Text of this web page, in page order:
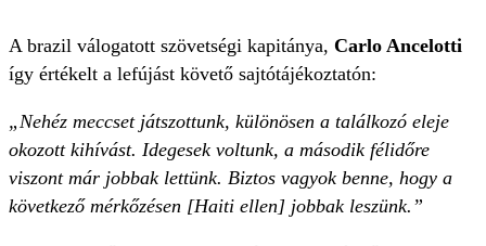
A brazil válogatott szövetségi kapitánya, Carlo Ancelotti
így értékelt a lefújást követő sajtótájékoztatón:
„Nehéz meccset játszottunk, különösen a találkozó eleje
okozott kihívást. Idegesek voltunk, a második félidőre
viszont már jobbak lettünk. Biztos vagyok benne, hogy a
következő mérkőzésen [Haiti ellen] jobbak leszünk.”